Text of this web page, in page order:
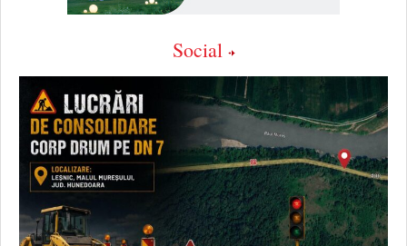
Social